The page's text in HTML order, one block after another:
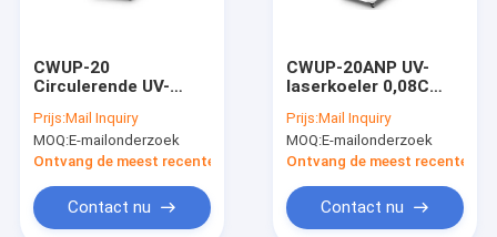
CWUP-20
Circulerende UV-
Circulerende
waterkoeler ± 0,1°C
Stabiliteit RS485
Prijs:Mail Inquiry
MOQ:E-mailonderzoek
Ontvang de meest recente Prijs
Contact nu
CWUP-20ANP UV-
laserkoeler 0,08C
Water Chiller
Machine voor
Picosecond
Prijs:Mail Inquiry
MOQ:E-mailonderzoek
Ontvang de meest recente
Contact nu